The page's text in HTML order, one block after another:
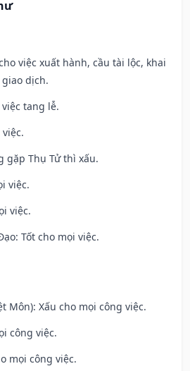
việc xuất hành, cầu tài lộc, khai
dịch.
tang lễ.
gặp Thụ Tử thì xấu.
việc.
việc.
Tốt cho mọi việc.
Môn): Xấu cho mọi công việc.
công việc.
mọi công việc.